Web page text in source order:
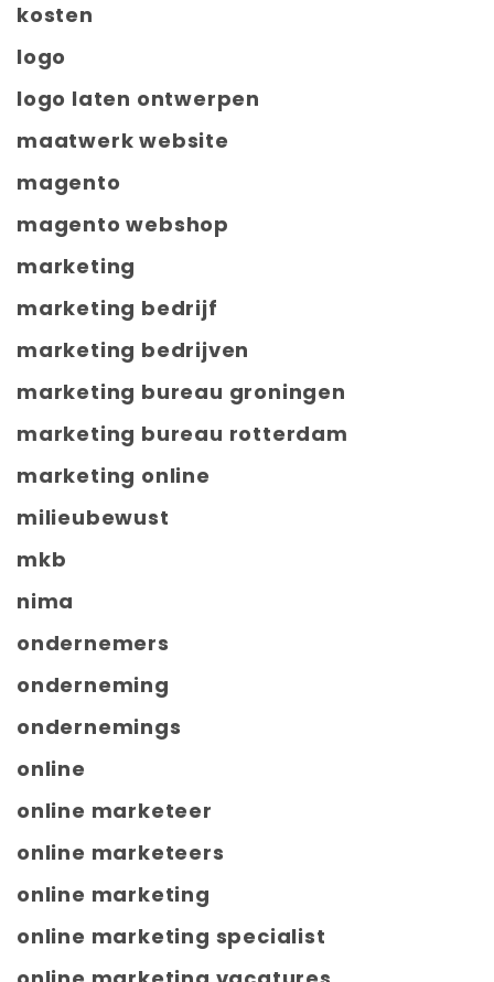
kosten
logo
logo laten ontwerpen
maatwerk website
magento
magento webshop
marketing
marketing bedrijf
marketing bedrijven
marketing bureau groningen
marketing bureau rotterdam
marketing online
milieubewust
mkb
nima
ondernemers
onderneming
ondernemings
online
online marketeer
online marketeers
online marketing
online marketing specialist